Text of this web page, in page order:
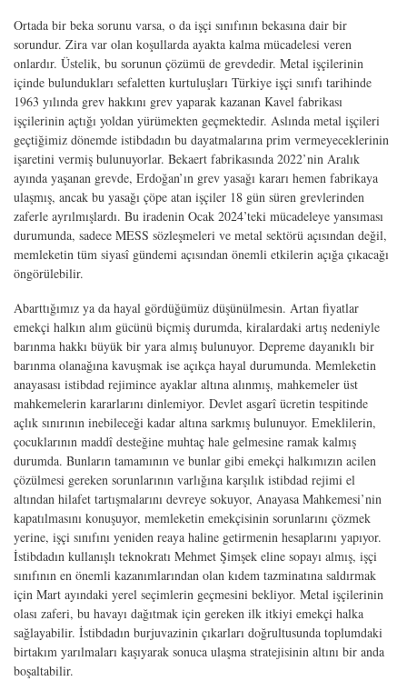
Ortada bir beka sorunu varsa, o da işçi sınıfının bekasına dair bir
sorundur. Zira var olan koşullarda ayakta kalma mücadelesi veren
onlardır. Üstelik, bu sorunun çözümü de grevdedir. Metal işçilerinin
içinde bulundukları sefaletten kurtuluşları Türkiye işçi sınıfı tarihinde
1963 yılında grev hakkını grev yaparak kazanan Kavel fabrikası
işçilerinin açtığı yoldan yürümekten geçmektedir. Aslında metal işçileri
geçtiğimiz dönemde istibdadın bu dayatmalarına prim vermeyeceklerinin
işaretini vermiş bulunuyorlar. Bekaert fabrikasında 2022’nin Aralık
ayında yaşanan grevde, Erdoğan’ın grev yasağı kararı hemen fabrikaya
ulaşmış, ancak bu yasağı çöpe atan işçiler 18 gün süren grevlerinden
zaferle ayrılmışlardı. Bu iradenin Ocak 2024’teki mücadeleye yansıması
durumunda, sadece MESS sözleşmeleri ve metal sektörü açısından değil,
memleketin tüm siyasî gündemi açısından önemli etkilerin açığa çıkacağı
öngörülebilir.
Abarttığımız ya da hayal gördüğümüz düşünülmesin. Artan fiyatlar
emekçi halkın alım gücünü biçmiş durumda, kiralardaki artış nedeniyle
barınma hakkı büyük bir yara almış bulunuyor. Depreme dayanıklı bir
barınma olanağına kavuşmak ise açıkça hayal durumunda. Memleketin
anayasası istibdad rejimince ayaklar altına alınmış, mahkemeler üst
mahkemelerin kararlarını dinlemiyor. Devlet asgarî ücretin tespitinde
açlık sınırının inebileceği kadar altına sarkmış bulunuyor. Emeklilerin,
çocuklarının maddî desteğine muhtaç hale gelmesine ramak kalmış
durumda. Bunların tamamının ve bunlar gibi emekçi halkımızın acilen
çözülmesi gereken sorunlarının varlığına karşılık istibdad rejimi el
altından hilafet tartışmalarını devreye sokuyor, Anayasa Mahkemesi’nin
kapatılmasını konuşuyor, memleketin emekçisinin sorunlarını çözmek
yerine, işçi sınıfını yeniden reaya haline getirmenin hesaplarını yapıyor.
İstibdadın kullanışlı teknokratı Mehmet Şimşek eline sopayı almış, işçi
sınıfının en önemli kazanımlarından olan kıdem tazminatına saldırmak
için Mart ayındaki yerel seçimlerin geçmesini bekliyor. Metal işçilerinin
olası zaferi, bu havayı dağıtmak için gereken ilk itkiyi emekçi halka
sağlayabilir. İstibdadın burjuvazinin çıkarları doğrultusunda toplumdaki
birtakım yarılmaları kaşıyarak sonuca ulaşma stratejisinin altını bir anda
boşaltabilir.